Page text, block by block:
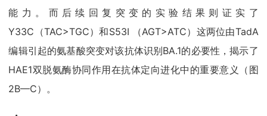
能力。而后续回复突变的实验结果则证实了
Y33C（TAC>TGC）和S53I （AGT>ATC）这两位由TadA
编辑引起的氨基酸突变对该抗体识别BA.1的必要性，揭示了
HAE1双脱氨酶协同作用在抗体定向进化中的重要意义（图
2B—C）。